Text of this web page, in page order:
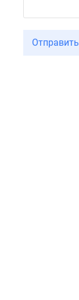
Отправить